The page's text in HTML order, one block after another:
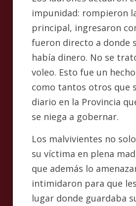
impunidad: rompieron
principal, ingresaron
fueron directo a donde
había dinero. No se
voleo. Esto fue un
como tantos otros que
diario en la Provincia
se niega a gobernar.
Los malvivientes no
su víctima en plena
que además lo
intimidaron para que
lugar donde guardaba